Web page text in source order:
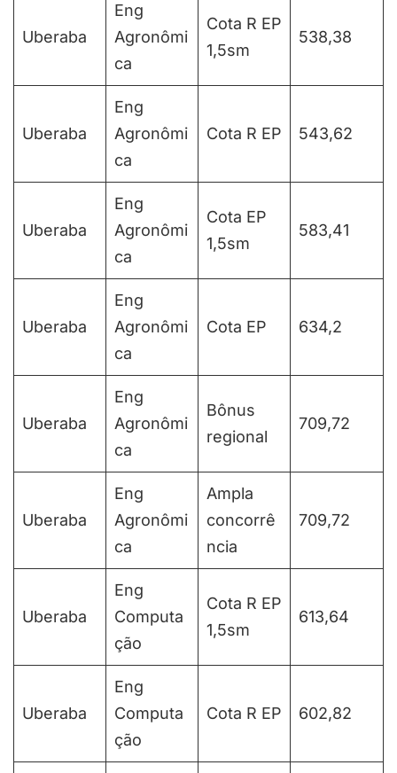
Uberaba
Eng
Agronômi
ca
Cota R EP
1,5sm
538,38
Uberaba
Eng
Agronômi
ca
Cota R EP 543,62
Uberaba
Eng
Agronômi
ca
Cota EP
1,5sm
583,41
Uberaba
Eng
Agronômi
ca
Cota EP 634,2
Uberaba
Eng
Agronômi
ca
Bônus
regional
709,72
Uberaba
Eng
Agronômi
ca
Ampla
concorrê
ncia
709,72
Uberaba
Eng
Computa
ção
Cota R EP
1,5sm
613,64
Uberaba
Eng
Computa
ção
Cota R EP 602,82